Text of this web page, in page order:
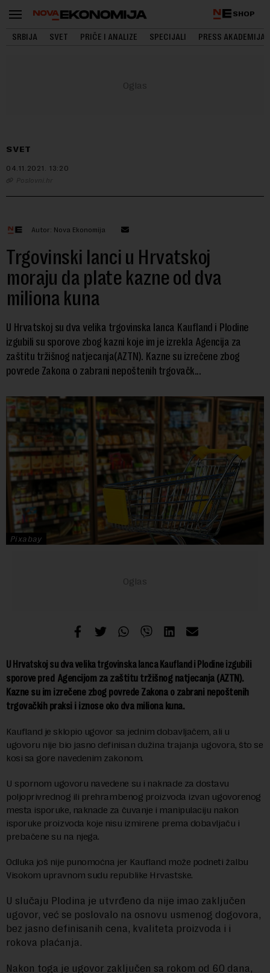
SHOP
SRBIJA SVET PRIČE I ANALIZE SPECIJALI PRESS AKADEMIJA
SVET
04.11.2021. 13:20
Poslovni.hr
Autor: Nova Ekonomija
Trgovinski lanci u Hrvatskoj
moraju da plate kazne od dva
miliona kuna
U Hrvatskoj su dva velika trgovinska lanca Kaufland i Plodine
izgubili su sporove zbog kazni koje im je izrekla Agencija za
zaštitu tržišnog natjecanja(AZTN). Kazne su izrečene zbog
povrede Zakona o zabrani nepoštenih trgovačk...
Pixabay
U Hrvatskoj su dva velika trgovinska lanca Kaufland i Plodine izgubili
sporove pred Agencijom za zaštitu tržišnog natjecanja (AZTN).
Kazne su im izrečene zbog povrede Zakona o zabrani nepoštenih
trgovačkih praksi i iznose oko dva miliona kuna.
Kaufland je sklopio ugovor sa jednim dobavljačem, ali u
ugovoru nije bio jasno definisan dužina trajanja ugovora, što se
kosi sa gore navedenim zakonom.
U spornom ugovoru navedene su i naknade za dostavu
poljoprivrednog ili prehrambenog proizvoda izvan ugovorenog
mesta isporuke, naknade za čuvanje i manipulaciju nakon
isporuke proizvoda koje nisu izmirene prema dobavljaču i
prebačene su na njega.
Odluka još nije punomoćna jer Kaufland može podneti žalbu
Visokom upravnom sudu republike Hrvastske.
U slučaju Plodina je utvrđeno da nije imao zaključen
ugovor, već se poslovalo na osnovu usmenog dogovora,
bez jasno definisanih cena, kvaliteta proizvoda i i
rokova plaćanja.
Nakon toga je ugovor zaključen sa rokom od 60 dana,